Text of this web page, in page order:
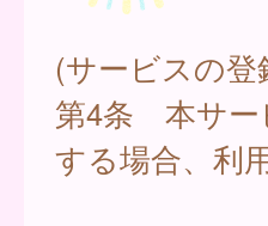
(サービスの登
第4条 本サー
する場合、利